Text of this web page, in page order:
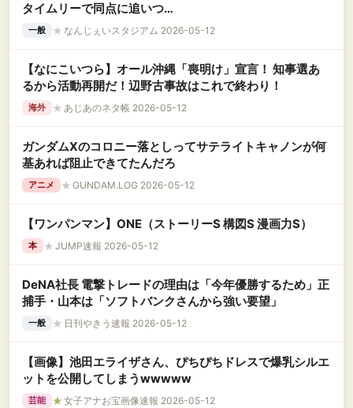
タイムリーで同点に追いつ
く！！！！！！！！！！！！！！！
一般 ★ なんじぇいスタジアム 2026-05-12
【なにこいつら】オール沖縄「喪明け」宣言！ 知事選あ
るから活動再開だ！辺野古事故はこれで終わり！
海外 ★ あじあのネタ帳 2026-05-12
ガンダムXのコロニー落としってサテライトキャノンが何
基あれば阻止できてたんだろ
アニメ ★ GUNDAM.LOG 2026-05-12
【ワンパンマン】ONE（ストーリーS 構図S 漫画力S）
本 ★ JUMP速報 2026-05-12
DeNA社長 電撃トレードの理由は「今年優勝するため」正
捕手・山本は「ソフトバンクさんから強い要望」
一般 ★ 日刊やきう速報 2026-05-12
【画像】池田エライザさん、ぴちぴちドレスで爆乳シルエ
ットを公開してしまうwwwww
芸能 ★ 女子アナお宝画像速報 2026-05-12